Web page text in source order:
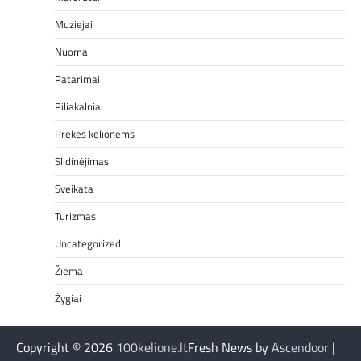
Muziejai
Nuoma
Patarimai
Piliakalniai
Prekės kelionėms
Slidinėjimas
Sveikata
Turizmas
Uncategorized
Žiema
Žygiai
Copyright © 2026 100kelione.ltFresh News byAscendoor |